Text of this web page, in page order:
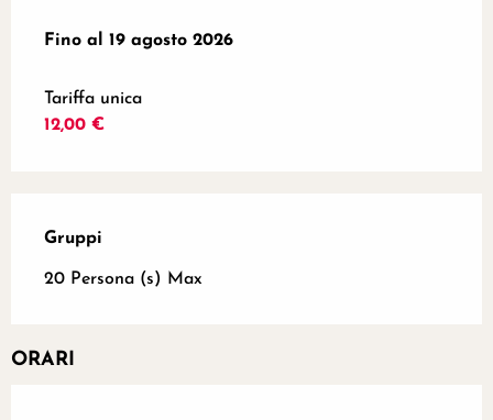
Dal10 maggio 2026al
Fino al 19 agosto 2026
Tariffa unica
12,00 €
Gruppi
Gruppi
20 Persona (s) Max
ORARI